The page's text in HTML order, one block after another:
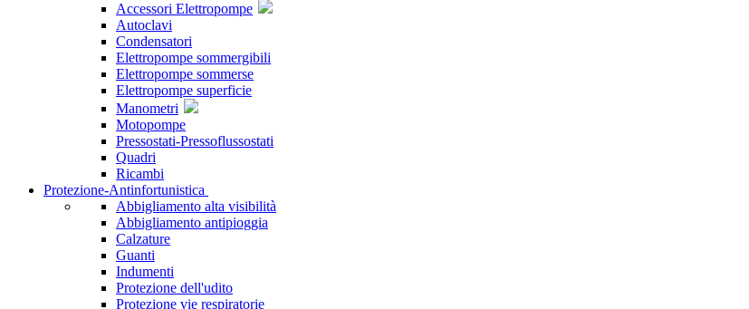
Accessori Elettropompe
Autoclavi
Condensatori
Elettropompe sommergibili
Elettropompe sommerse
Elettropompe superficie
Manometri
Motopompe
Pressostati-Pressoflussostati
Quadri
Ricambi
Protezione-Antinfortunistica
Abbigliamento alta visibilità
Abbigliamento antipioggia
Calzature
Guanti
Indumenti
Protezione dell'udito
Protezione vie respiratorie